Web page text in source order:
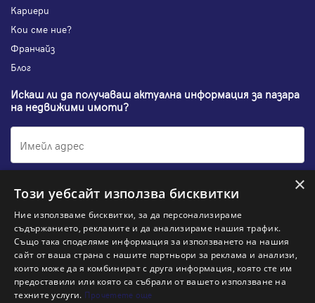
Кариери
Кои сме ние?
Франчайз
Блог
Искаш ли да получаваш актуална информация за пазара
на недвижими имоти?
Абонирам се
НАЙ-ПОПУЛЯРНИ ТЪРСЕНИЯ:
Общи условия
Политика за "бисквитки"
Политики за поверителност
×
Този уебсайт използва бисквитки
Ние използваме бисквитки, за да персонализираме
съдържанието, рекламите и да анализираме нашия трафик.
Също така споделяме информация за използването на нашия
сайт от ваша страна с нашите партньори за реклама и анализи,
които може да я комбинират с друга информация, която сте им
предоставили или която са събрали от вашето използване на
техните услуги. Прочетете още